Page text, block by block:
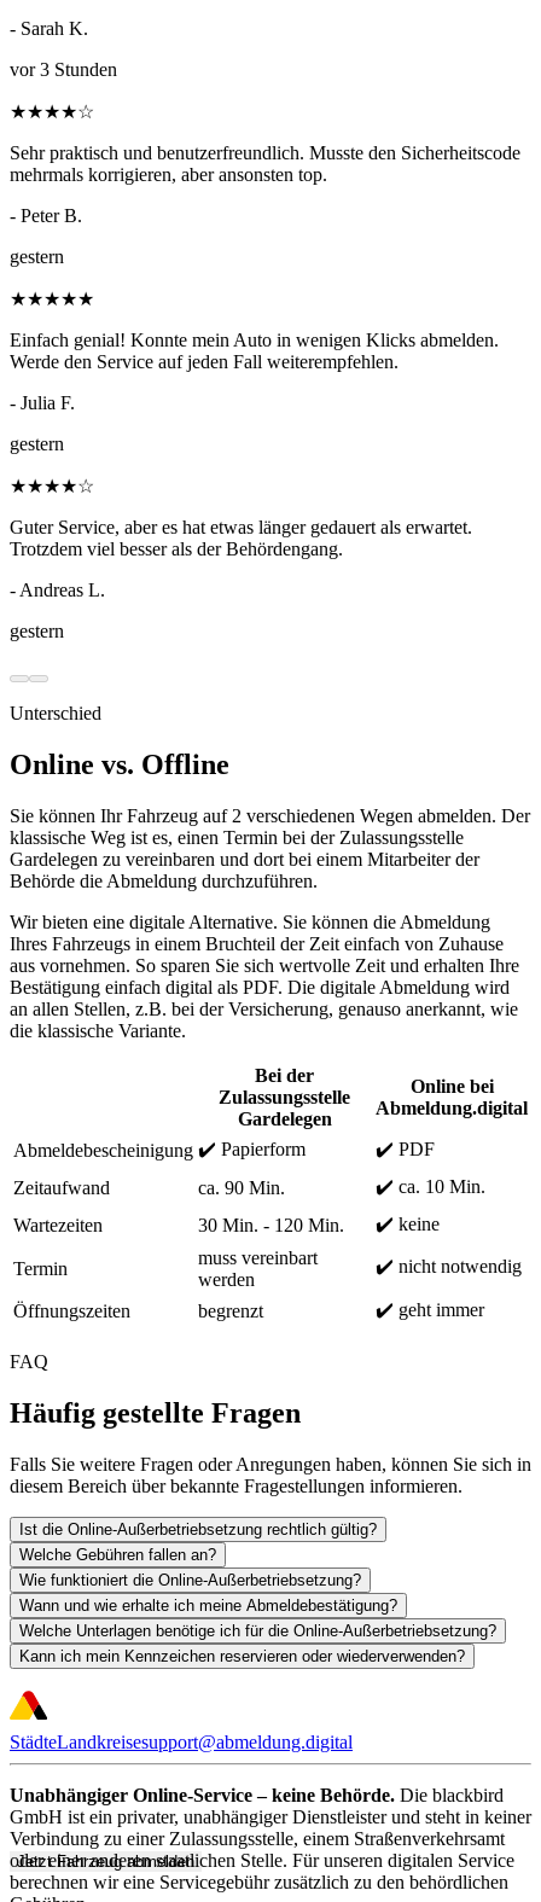
- Sarah K.
vor 3 Stunden
★★★★☆
Sehr praktisch und benutzerfreundlich. Musste den Sicherheitscode
mehrmals korrigieren, aber ansonsten top.
- Peter B.
gestern
★★★★★
Einfach genial! Konnte mein Auto in wenigen Klicks abmelden.
Werde den Service auf jeden Fall weiterempfehlen.
- Julia F.
gestern
★★★★☆
Guter Service, aber es hat etwas länger gedauert als erwartet.
Trotzdem viel besser als der Behördengang.
- Andreas L.
gestern
Unterschied
Online vs. Offline
Sie können Ihr Fahrzeug auf 2 verschiedenen Wegen abmelden. Der
klassische Weg ist es, einen Termin bei der Zulassungsstelle
Gardelegen zu vereinbaren und dort bei einem Mitarbeiter der
Behörde die Abmeldung durchzuführen.
Wir bieten eine digitale Alternative. Sie können die Abmeldung
Ihres Fahrzeugs in einem Bruchteil der Zeit einfach von Zuhause
aus vornehmen. So sparen Sie sich wertvolle Zeit und erhalten Ihre
Bestätigung einfach digital als PDF. Die digitale Abmeldung wird
an allen Stellen, z.B. bei der Versicherung, genauso anerkannt, wie
die klassische Variante.
Bei der
Zulassungsstelle
Gardelegen
Online bei
Abmeldung.digital
Abmeldebescheinigung ✔️ Papierform
✔️ PDF
Zeitaufwand
ca. 90 Min.
✔️ ca. 10 Min.
Wartezeiten
30 Min. - 120 Min. ✔️ keine
Termin
muss vereinbart
werden
✔️ nicht notwendig
Öffnungszeiten begrenzt ✔️ geht immer
FAQ
Häufig gestellte Fragen
Falls Sie weitere Fragen oder Anregungen haben, können Sie sich in
diesem Bereich über bekannte Fragestellungen informieren.
Ist die Online-Außerbetriebsetzung rechtlich gültig?
Welche Gebühren fallen an?
Wie funktioniert die Online-Außerbetriebsetzung?
Wann und wie erhalte ich meine Abmeldebestätigung?
Welche Unterlagen benötige ich für die Online-Außerbetriebsetzung?
Kann ich mein Kennzeichen reservieren oder wiederverwenden?
Jetzt Fahrzeug abmelden
StädteLandkreisesupport@abmeldung.digital
Unabhängiger Online-Service – keine Behörde. Die blackbird
GmbH ist ein privater, unabhängiger Dienstleister und steht in keiner
Verbindung zu einer Zulassungsstelle, einem Straßenverkehrsamt
oder einer anderen staatlichen Stelle. Für unseren digitalen Service
berechnen wir eine Servicegebühr zusätzlich zu den behördlichen